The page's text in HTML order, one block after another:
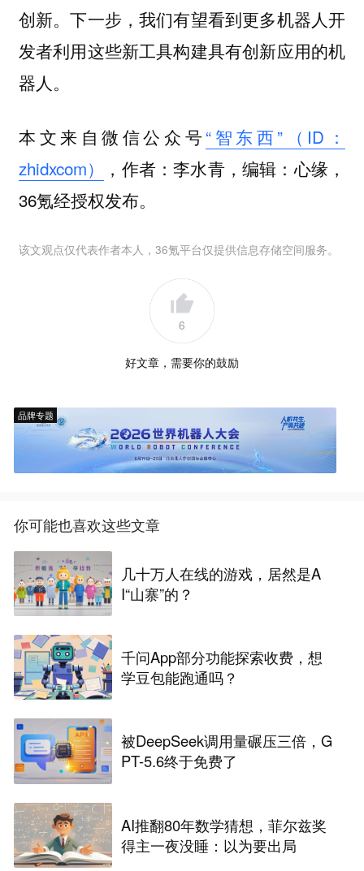
创新。下一步，我们有望看到更多机器人开
发者利用这些新工具构建具有创新应用的机
器人。
本文来自微信公众号“智东西”（ID：
zhidxcom）
，作者：李水青，编辑：心缘，
36氪经授权发布。
该文观点仅代表作者本人，36氪平台仅提供信息存储空间服务。
6
好文章，需要你的鼓励
品牌专题
你可能也喜欢这些文章
几十万人在线的游戏，居然是A
I“山寨”的？
千问App部分功能探索收费，想
学豆包能跑通吗？
被DeepSeek调用量碾压三倍，G
PT-5.6终于免费了
AI推翻80年数学猜想，菲尔兹奖
得主一夜没睡：以为要出局